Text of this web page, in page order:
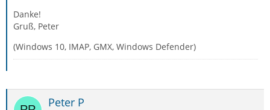
Danke!
Gruß, Peter
(Windows 10, IMAP, GMX, Windows Defender)
Peter P